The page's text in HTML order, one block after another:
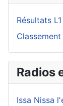
Résultats
Classement
Radios
Issa Nissa